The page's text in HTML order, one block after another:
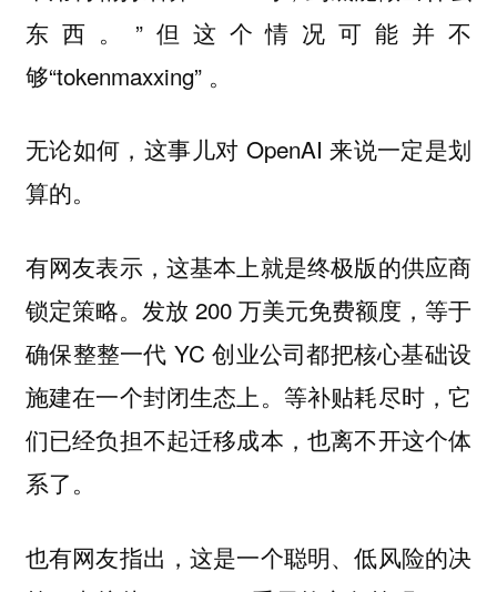
东西。”但这个情况可能并不
够“tokenmaxxing” 。
无论如何，这事儿对 OpenAI 来说一定是划
算的。
有网友表示，这基本上就是终极版的供应商
锁定策略。发放 200 万美元免费额度，等于
确保整整一代 YC 创业公司都把核心基础设
施建在一个封闭生态上。等补贴耗尽时，它
们已经负担不起迁移成本，也离不开这个体
系了。
也有网友指出，这是一个聪明、低风险的决